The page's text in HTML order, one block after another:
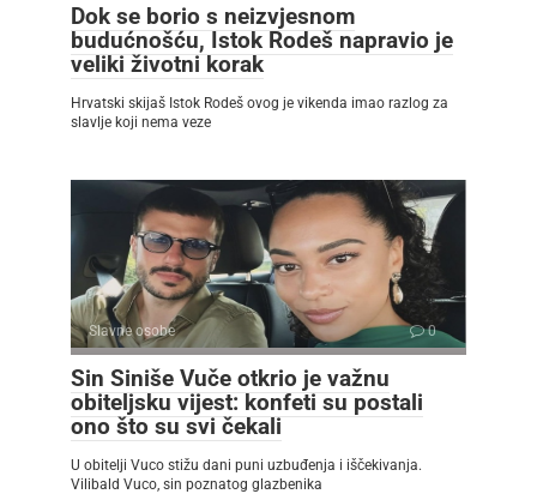
Dok se borio s neizvjesnom
budućnošću, Istok Rodeš napravio je
veliki životni korak
Hrvatski skijaš Istok Rodeš ovog je vikenda imao razlog za
slavlje koji nema veze
Slavne osobe 0
Sin Siniše Vuče otkrio je važnu
obiteljsku vijest: konfeti su postali
ono što su svi čekali
U obitelji Vuco stižu dani puni uzbuđenja i iščekivanja.
Vilibald Vuco, sin poznatog glazbenika